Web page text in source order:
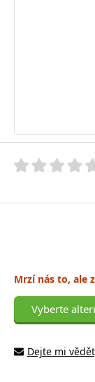
Mrzí nás to, ale
Vyberte
Dejte mi